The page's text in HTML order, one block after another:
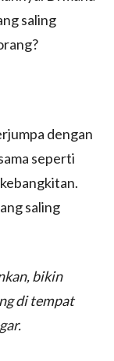
saling
dengan
seperti
saling
bikin
di tempat